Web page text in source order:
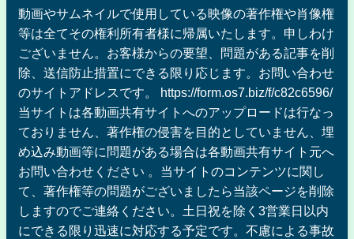
動画やサムネイルで使用している映像の著作権や肖像権
等は全てその権利所有者様に帰属いたします。申しわけ
ございません。お客様からの要望、問題がある記事を削
除、送信防止措置にできる限り応じます。お問い合わせ
のサイトアドレスです。 https://form.os7.biz/f/c82c6596/
当サイトは各動画共有サイトへのアップロードは行なっ
ておりません、著作権の侵害を目的としていません、埋
め込み動画等に問題がある場合は各動画共有サイト元へ
お問い合わせください 。当サイトのコンテンツに関し
て、著作権等の問題がございましたら当該ページを削除
しますのでご連絡ください。土日祝を除く3営業日以内
にできる限り迅速に対応する予定です。不慮による事故